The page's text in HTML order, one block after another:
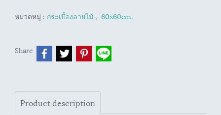
หมวดหมู่ : กระเบื้องลายไม้ , 60x60cm.
Share
Product description